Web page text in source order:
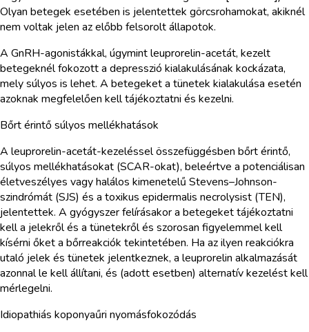
Olyan betegek esetében is jelentettek görcsrohamokat, akiknél
nem voltak jelen az előbb felsorolt állapotok.
A GnRH-agonistákkal, úgymint leuprorelin-acetát, kezelt
betegeknél fokozott a depresszió kialakulásának kockázata,
mely súlyos is lehet. A betegeket a tünetek kialakulása esetén
azoknak megfelelően kell tájékoztatni és kezelni.
Bőrt érintő súlyos mellékhatások
A leuprorelin-acetát-kezeléssel összefüggésben bőrt érintő,
súlyos mellékhatásokat (SCAR-okat), beleértve a potenciálisan
életveszélyes vagy halálos kimenetelű Stevens–Johnson-
szindrómát (SJS) és a toxikus epidermalis necrolysist (TEN),
jelentettek. A gyógyszer felírásakor a betegeket tájékoztatni
kell a jelekről és a tünetekről és szorosan figyelemmel kell
kísérni őket a bőrreakciók tekintetében. Ha az ilyen reakciókra
utaló jelek és tünetek jelentkeznek, a leuprorelin alkalmazását
azonnal le kell állítani, és (adott esetben) alternatív kezelést kell
mérlegelni.
Idiopathiás koponyaűri nyomásfokozódás